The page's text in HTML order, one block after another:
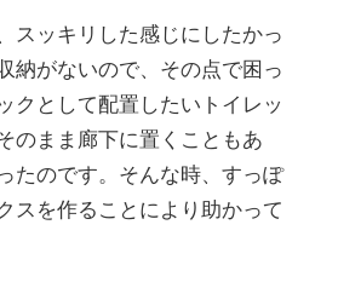
スッキリした感じにしたかっ
納がないので、その点で困っ
クとして配置したいトイレッ
のまま廊下に置くこともあ
たのです。そんな時、すっぽ
スを作ることにより助かって